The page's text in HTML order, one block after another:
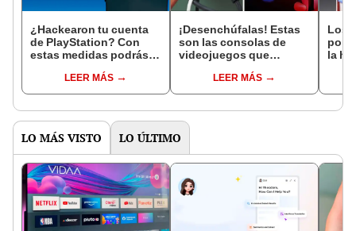
¿Hackearon tu cuenta
de PlayStation? Con
estas medidas podrás
la seguridad
LEER MÁS
¡Desenchúfalas! Estas
son las consolas de
videojuegos que
eléctricaLEER MÁS
Los
la
LO MÁS VISTO LO ÚLTIMO